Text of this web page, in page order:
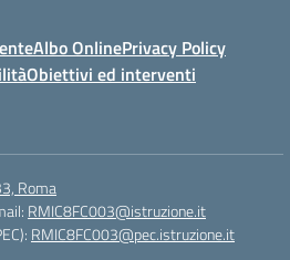
Albo OnlinePrivacy Policy
Obiettivi ed interventi
Roma
RMIC8FC003@istruzione.it
RMIC8FC003@pec.istruzione.it